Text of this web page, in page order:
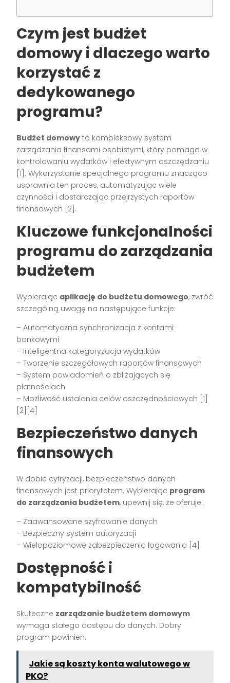
Czym jest budżet
domowy i dlaczego warto
korzystać z
dedykowanego
programu?
Budżet domowy to kompleksowy system
zarządzania finansami osobistymi, który pomaga w
kontrolowaniu wydatków i efektywnym oszczędzaniu
[1]. Wykorzystanie specjalnego programu znacząco
usprawnia ten proces, automatyzując wiele
czynności i dostarczając przejrzystych raportów
finansowych [2].
Kluczowe funkcjonalności
programu do zarządzania
budżetem
Wybierając aplikację do budżetu domowego, zwróć
szczególną uwagę na następujące funkcje:
– Automatyczna synchronizacja z kontami
bankowymi
– Inteligentna kategoryzacja wydatków
– Tworzenie szczegółowych raportów finansowych
– System powiadomień o zbliżających się
płatnościach
– Możliwość ustalania celów oszczędnościowych [1]
[2][4]
Bezpieczeństwo danych
finansowych
W dobie cyfryzacji, bezpieczeństwo danych
finansowych jest priorytetem. Wybierając program
do zarządzania budżetem, upewnij się, że oferuje:
– Zaawansowane szyfrowanie danych
– Bezpieczny system autoryzacji
– Wielopoziomowe zabezpieczenia logowania [4]
Dostępność i
kompatybilność
Skuteczne zarządzanie budżetem domowym
wymaga stałego dostępu do danych. Dobry
program powinien:
Jakie są koszty konta walutowego w
PKO?